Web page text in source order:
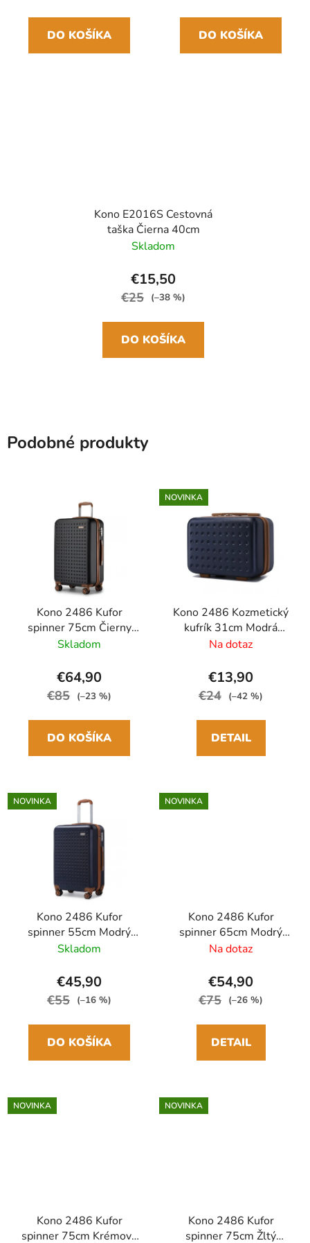
DO KOŠÍKA DO KOŠÍKA
Kono E2016S Cestovná
taška Čierna 40cm
Skladom
€15,50
€25 (–38 %)
DO KOŠÍKA
Podobné produkty
Kono 2486 Kufor
spinner 75cm Čierny
ABS/Polykarbonát
Skladom
€64,90
€85 (–23 %)
DO KOŠÍKA
NOVINKA
Kono 2486 Kozmetický
kufrík 31cm Modrá
ABS/Polykarbonát
Na dotaz
€13,90
€24 (–42 %)
DETAIL
NOVINKA
Kono 2486 Kufor
spinner 55cm Modrý
ABS/Polykarbonát
Skladom
€45,90
€55 (–16 %)
DO KOŠÍKA
NOVINKA
Kono 2486 Kufor
spinner 65cm Modrý
ABS/Polykarbonát
Na dotaz
€54,90
€75 (–26 %)
DETAIL
NOVINKA
Kono 2486 Kufor
spinner 75cm Krémový
NOVINKA
Kono 2486 Kufor
spinner 75cm Žltý